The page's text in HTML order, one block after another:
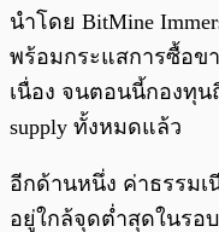
นำโดย BitMine
พร้อมกระแสการซื้อขา
เนื่อง จนตอนนี้กองทุน
supply ทั้งหมดแล้ว
อีกด้านหนึ่ง ค่าธรรมเ
อยู่ใกล้จุดต่ำสุดในรอบ